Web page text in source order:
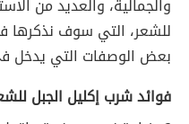
والجمالية، والعديد من
للشعر، التي سوف نذكرها
بعض الوصفات التي يدخل
فوائد شرب إكليل الجبل